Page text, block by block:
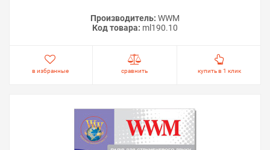
Производитель: WWM
Код товара: ml190.10
в избранные сравнить купить в 1 клик